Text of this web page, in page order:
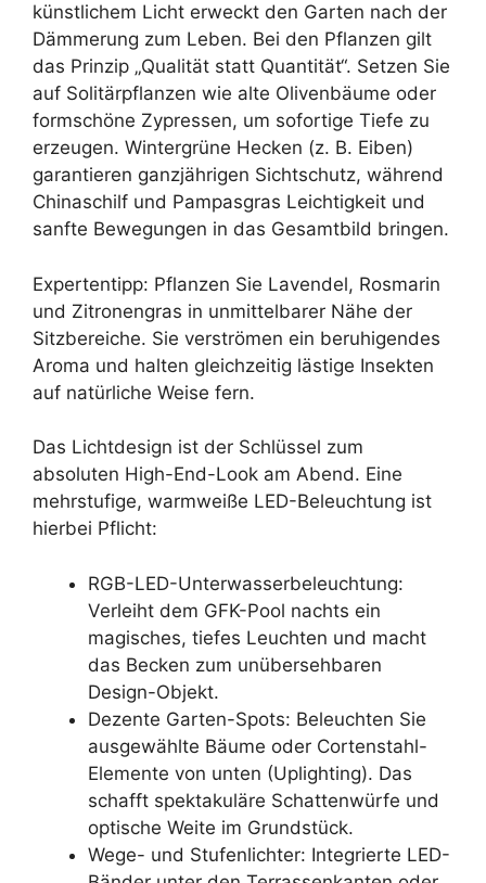
künstlichem Licht erweckt den Garten nach der
Dämmerung zum Leben. Bei den Pflanzen gilt
das Prinzip „Qualität statt Quantität“. Setzen Sie
auf Solitärpflanzen wie alte Olivenbäume oder
formschöne Zypressen, um sofortige Tiefe zu
erzeugen. Wintergrüne Hecken (z. B. Eiben)
garantieren ganzjährigen Sichtschutz, während
Chinaschilf und Pampasgras Leichtigkeit und
sanfte Bewegungen in das Gesamtbild bringen.
Expertentipp: Pflanzen Sie Lavendel, Rosmarin
und Zitronengras in unmittelbarer Nähe der
Sitzbereiche. Sie verströmen ein beruhigendes
Aroma und halten gleichzeitig lästige Insekten
auf natürliche Weise fern.
Das Lichtdesign ist der Schlüssel zum
absoluten High-End-Look am Abend. Eine
mehrstufige, warmweiße LED-Beleuchtung ist
hierbei Pflicht:
RGB-LED-Unterwasserbeleuchtung:
Verleiht dem GFK-Pool nachts ein
magisches, tiefes Leuchten und macht
das Becken zum unübersehbaren
Design-Objekt.
Dezente Garten-Spots: Beleuchten Sie
ausgewählte Bäume oder Cortenstahl-
Elemente von unten (Uplighting). Das
schafft spektakuläre Schattenwürfe und
optische Weite im Grundstück.
Wege- und Stufenlichter: Integrierte LED-